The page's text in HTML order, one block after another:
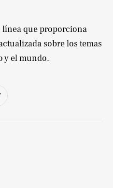
línea que proporciona
sobre los temas
y el mundo.